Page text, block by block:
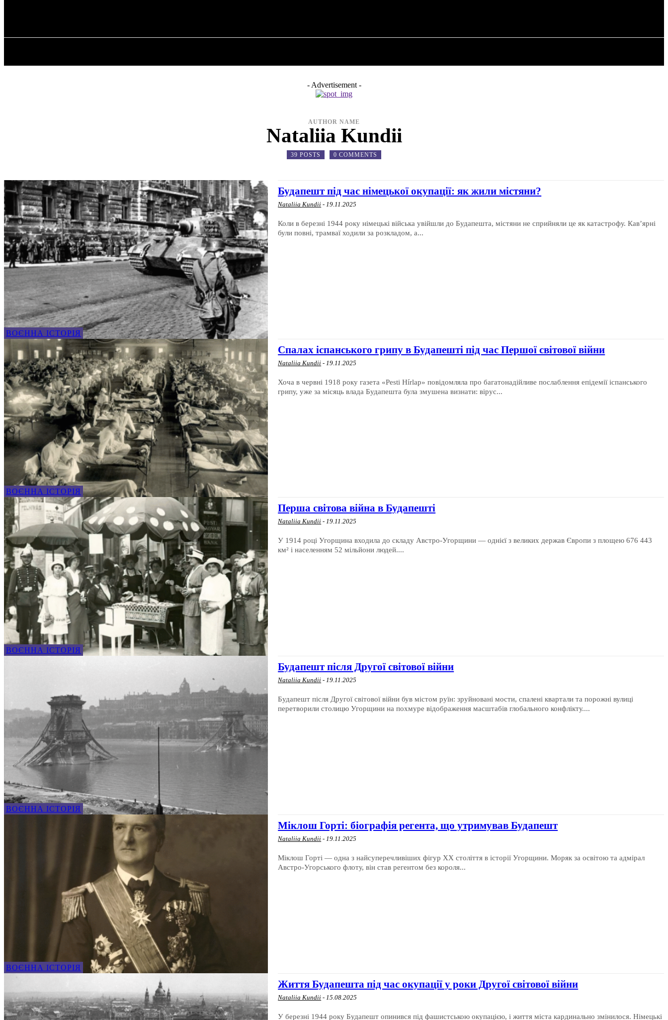
- Advertisement -
AUTHOR NAME
Nataliia Kundii
39 POSTS 0 COMMENTS
ВОЄННА ІСТОРІЯ
Будапешт під час німецької окупації: як жили містяни?
Nataliia Kundii - 19.11.2025
Коли в березні 1944 року німецькі війська увійшли до Будапешта, містяни не сприйняли це як катастрофу. Кав’ярні
були повні, трамваї ходили за розкладом, а...
ВОЄННА ІСТОРІЯ
Спалах іспанського грипу в Будапешті під час Першої світової війни
Nataliia Kundii - 19.11.2025
Хоча в червні 1918 року газета «Pesti Hírlap» повідомляла про багатонадійливе послаблення епідемії іспанського
грипу, уже за місяць влада Будапешта була змушена визнати: вірус...
ВОЄННА ІСТОРІЯ
Перша світова війна в Будапешті
Nataliia Kundii - 19.11.2025
У 1914 році Угорщина входила до складу Австро-Угорщини — однієї з великих держав Європи з площею 676 443
км² і населенням 52 мільйони людей....
ВОЄННА ІСТОРІЯ
Будапешт після Другої світової війни
Nataliia Kundii - 19.11.2025
Будапешт після Другої світової війни був містом руїн: зруйновані мости, спалені квартали та порожні вулиці
перетворили столицю Угорщини на похмуре відображення масштабів глобального конфлікту....
ВОЄННА ІСТОРІЯ
Міклош Горті: біографія регента, що утримував Будапешт
Nataliia Kundii - 19.11.2025
Міклош Горті — одна з найсуперечливіших фігур XX століття в історії Угорщини. Моряк за освітою та адмірал
Австро-Угорського флоту, він став регентом без короля...
Життя Будапешта під час окупації у роки Другої світової війни
Nataliia Kundii - 15.08.2025
У березні 1944 року Будапешт опинився під фашистською окупацією, і життя міста кардинально змінилося. Німецькі